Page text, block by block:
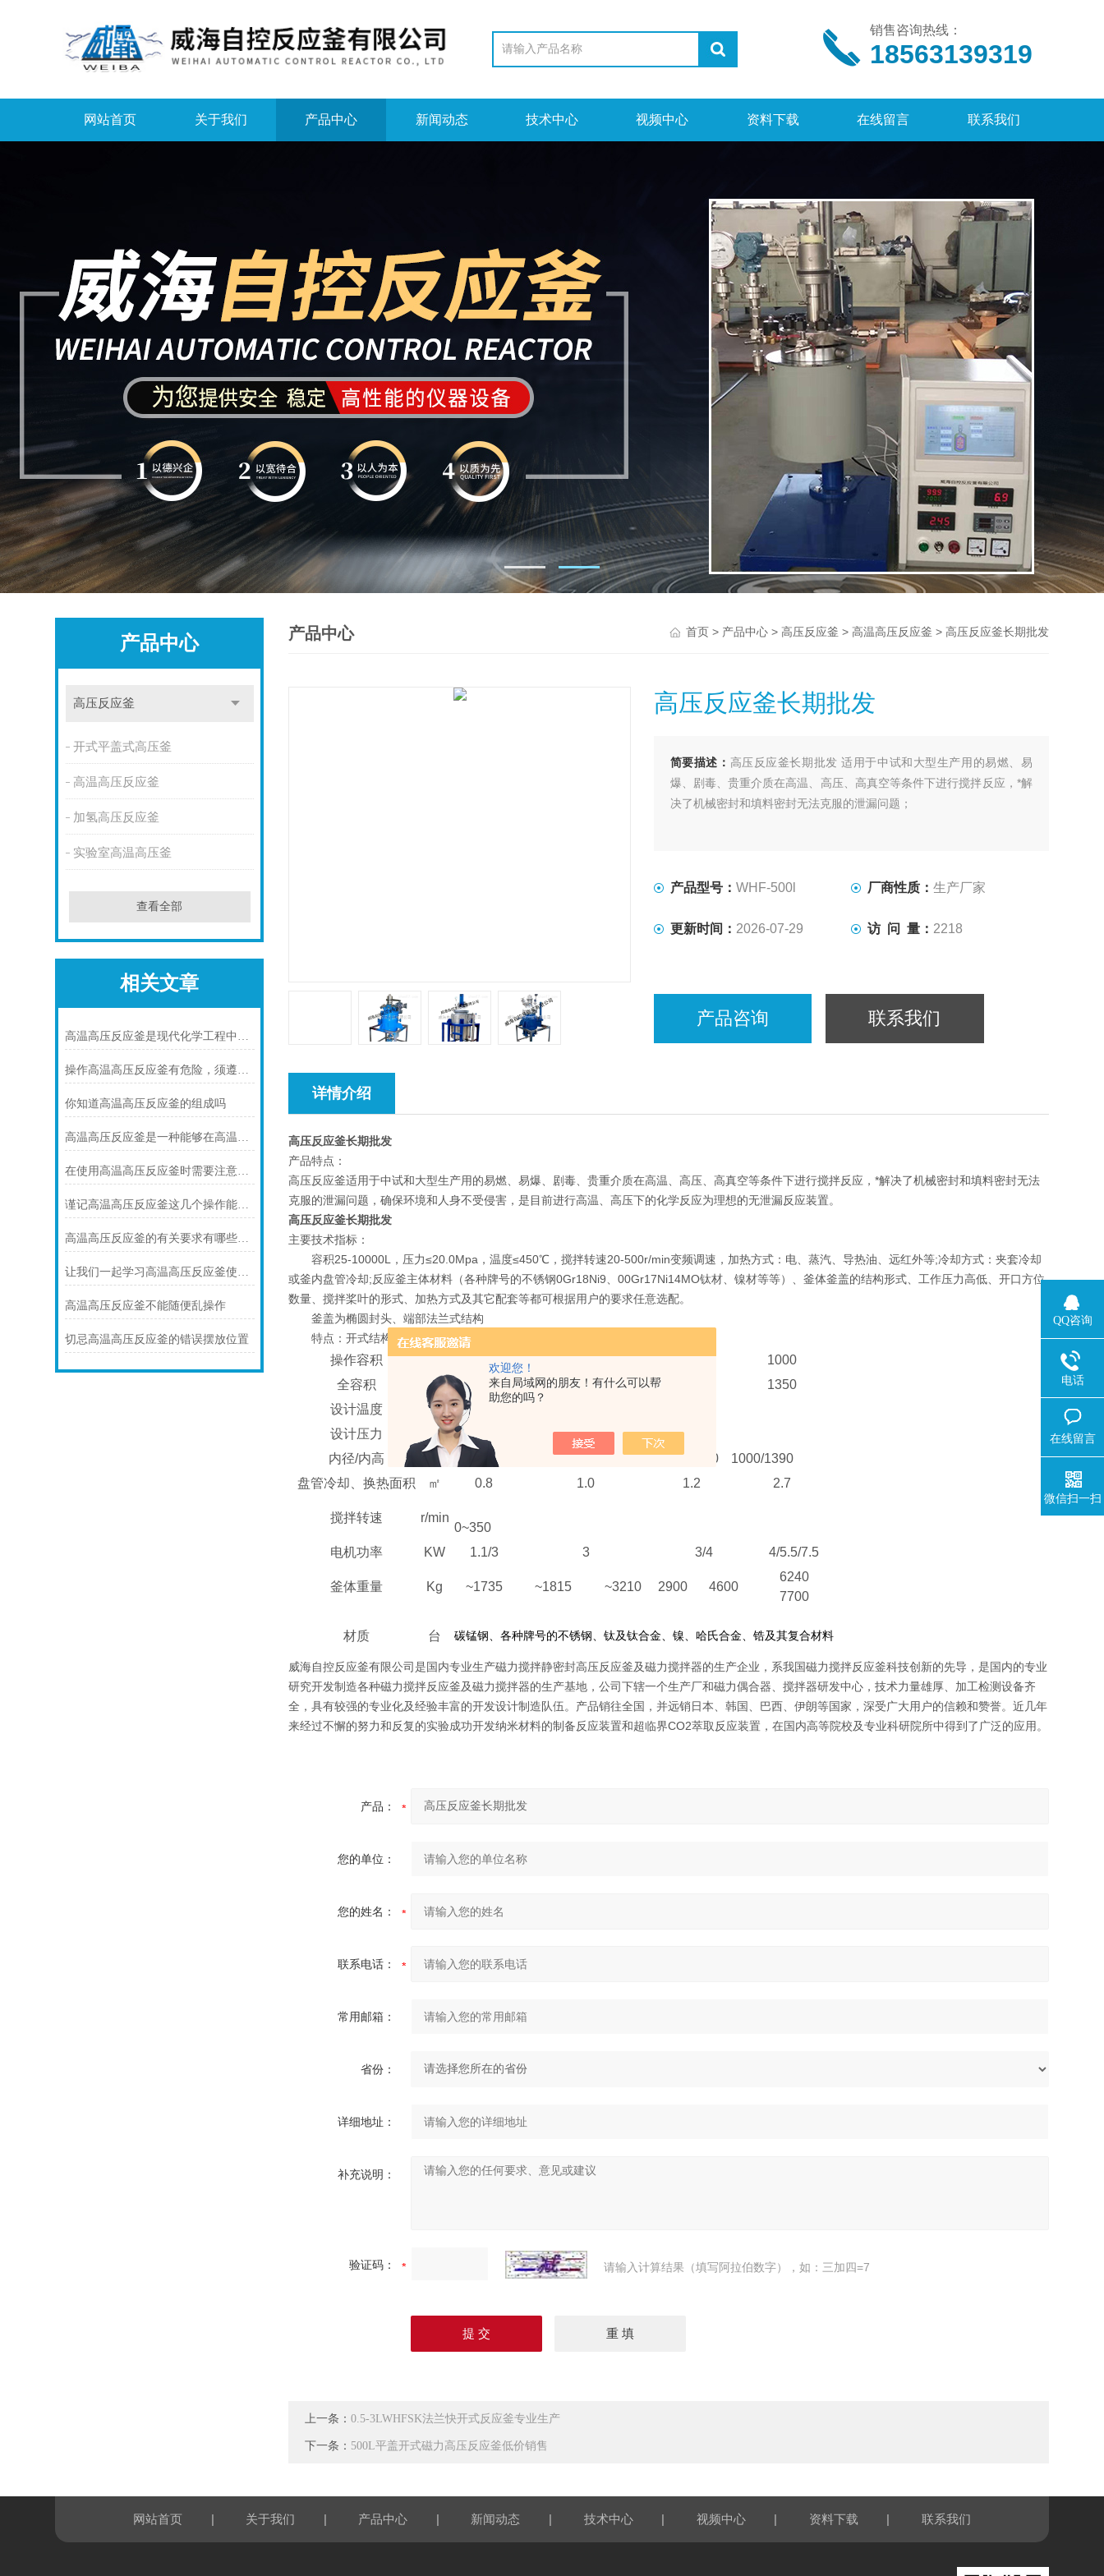
欢迎您！
来自局域网的朋友！有什么可以帮
助您的吗？
销售咨询热线：
18563139319
网站首页 关于我们 产品中心 新闻动态 技术中心 视频中心 资料下载 在线留言 联系我们
产品中心
高压反应釜
开式平盖式高压釜
高温高压反应釜
加氢高压反应釜
实验室高温高压釜
查看全部
相关文章
高温高压反应釜是现代化学工程中不可少的核心装备
操作高温高压反应釜有危险，须遵守安全操作规程
你知道高温高压反应釜的组成吗
高温高压反应釜是一种能够在高温高压下进行反应的实验设备
在使用高温高压反应釜时需要注意以下几点
谨记高温高压反应釜这几个操作能避免不必要的麻烦
高温高压反应釜的有关要求有哪些呢？
让我们一起学习高温高压反应釜使用管理制度
高温高压反应釜不能随便乱操作
切忌高温高压反应釜的错误摆放位置
产品中心 首页> 产品中心> 高压反应釜 > 高温高压反应釜 > 高压反应釜长期批发
高压反应釜长期批发
简要描述： 高压反应釜长期批发 适用于中试和大型生产用的易燃、易
爆、剧毒、贵重介质在高温、高压、高真空等条件下进行搅拌反应，*解
决了机械密封和填料密封无法克服的泄漏问题；
产品型号： WHF-500l 厂商性质：生产厂家
更新时间： 2026-07-29 访 问 量： 2218
产品咨询 联系我们
详情介绍
高压反应釜长期批发
产品特点：
高压反应釜适用于中试和大型生产用的易燃、易爆、剧毒、贵重介质在高温、高压、高真空等条件下进行搅拌反应，*解决了机械密封和填料密封无法
克服的泄漏问题，确保环境和人身不受侵害，是目前进行高温、高压下的化学反应为理想的无泄漏反应装置。
高压反应釜长期批发
主要技术指标：
容积25-10000L，压力≤20.0Mpa，温度≤450℃，搅拌转速20-500r/min变频调速，加热方式：电、蒸汽、导热油、远红外等;冷却方式：夹套冷却
或釜内盘管冷却;反应釜主体材料（各种牌号的不锈钢0Gr18Ni9、00Gr17Ni14MO钛材、镍材等等）、釜体釜盖的结构形式、工作压力高低、开口方位
数量、搅拌桨叶的形式、加热方式及其它配套等都可根据用户的要求任意选配。
釜盖为椭圆封头、端部法兰式结构
特点：开式结构、釜盖重量较轻，适用压力较低、容积较小的反应釜选用。
操作容积 L 200 300 500
1000
全容积
L 250 400
1350
设计温度
℃
250
设计压力
Mpa
≤ 20
内径/内高 mm 600/910 600/1290 700/800 800/1100
1000/1390
盘管冷却、换热面积
㎡ 0.8 1.0 1.2 2.7
搅拌转速 r/min
0~350
电机功率
KW 1.1/3 3 3/4 4/5.5/7.5
釜体重量 Kg ~1735 ~1815 ~3210 2900 4600
6240
7700
材质 台 碳锰钢、各种牌号的不锈钢、钛及钛合金、镍、哈氏合金、锆及其复合材料
威海自控反应釜有限公司是国内专业生产磁力搅拌静密封高压反应釜及磁力搅拌器的生产企业，系我国磁力搅拌反应釜科技创新的先导，是国内的专业
研究开发制造各种磁力搅拌反应釜及磁力搅拌器的生产基地，公司下辖一个生产厂和磁力偶合器、搅拌器研发中心，技术力量雄厚、加工检测设备齐
全，具有较强的专业化及经验丰富的开发设计制造队伍。产品销往全国，并远销日本、韩国、巴西、伊朗等国家，深受广大用户的信赖和赞誉。近几年
来经过不懈的努力和反复的实验成功开发纳米材料的制备反应装置和超临界CO2萃取反应装置，在国内高等院校及专业科研院所中得到了广泛的应用。
产品：
您的单位：
您的姓名：
联系电话：
常用邮箱：
省份：
详细地址：
补充说明：
验证码： 请输入计算结果（填写阿拉伯数字），如：三加四=7
上一条：0.5-3LWHFSK法兰快开式反应釜专业生产
下一条： 500L平盖开式磁力高压反应釜低价销售
网站首页 | 关于我们 | 产品中心 | 新闻动态 | 技术中心 | 视频中心 | 资料下载 | 联系我们
QQ咨询
电话
在线留言
微信扫一扫